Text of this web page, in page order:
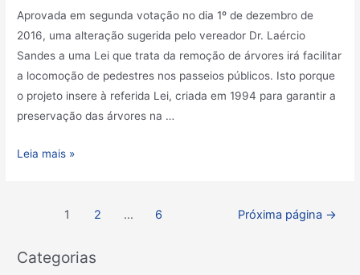
Aprovada em segunda votação no dia 1º de dezembro de
2016, uma alteração sugerida pelo vereador Dr. Laércio
Sandes a uma Lei que trata da remoção de árvores irá facilitar
a locomoção de pedestres nos passeios públicos. Isto porque
o projeto insere à referida Lei, criada em 1994 para garantir a
preservação das árvores na …
Leia mais »
1 2 … 6 Próxima página →
Categorias